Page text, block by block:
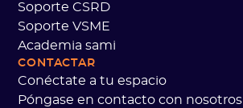
Soporte CSRD
Soporte VSME
Academia sami
CONTACTAR
Conéctate a tu espacio
Póngase en contacto con nosotros